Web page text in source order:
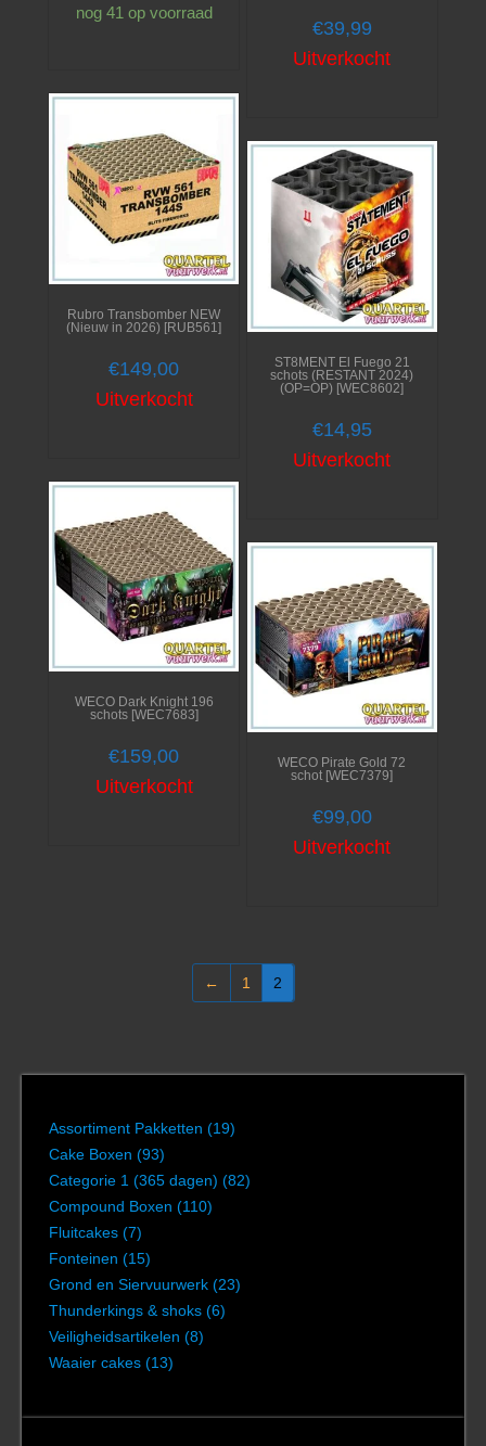
nog 41 op voorraad
€39,99
Uitverkocht
Rubro Transbomber NEW
(Nieuw in 2026) [RUB561]
€149,00
Uitverkocht
ST8MENT El Fuego 21
schots (RESTANT 2024)
(OP=OP) [WEC8602]
€14,95
Uitverkocht
WECO Dark Knight 196
schots [WEC7683]
€159,00
Uitverkocht
WECO Pirate Gold 72
schot [WEC7379]
€99,00
Uitverkocht
← 1 2
Assortiment Pakketten (19)
Cake Boxen (93)
Categorie 1 (365 dagen) (82)
Compound Boxen (110)
Fluitcakes (7)
Fonteinen (15)
Grond en Siervuurwerk (23)
Thunderkings & shoks (6)
Veiligheidsartikelen (8)
Waaier cakes (13)